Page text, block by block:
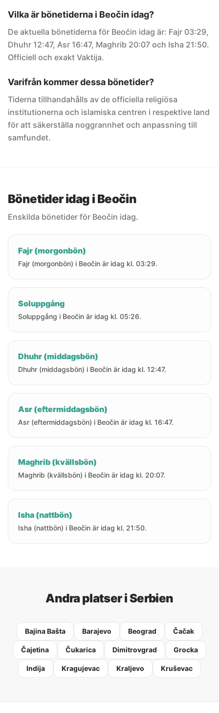
Vilka är bönetiderna i Beočin idag?
De aktuella bönetiderna för Beočin idag är: Fajr 03:29,
Dhuhr 12:47, Asr 16:47, Maghrib 20:07 och Isha 21:50.
Officiell och exakt Vaktija.
Varifrån kommer dessa bönetider?
Tiderna tillhandahålls av de officiella religiösa
institutionerna och islamiska centren i respektive land
för att säkerställa noggrannhet och anpassning till
samfundet.
Bönetider idag i Beočin
Enskilda bönetider för Beočin idag.
Fajr (morgonbön)
Fajr (morgonbön) i Beočin är idag kl. 03:29.
Soluppgång
Soluppgång i Beočin är idag kl. 05:26.
Dhuhr (middagsbön)
Dhuhr (middagsbön) i Beočin är idag kl. 12:47.
Asr (eftermiddagsbön)
Asr (eftermiddagsbön) i Beočin är idag kl. 16:47.
Maghrib (kvällsbön)
Maghrib (kvällsbön) i Beočin är idag kl. 20:07.
Isha (nattbön)
Isha (nattbön) i Beočin är idag kl. 21:50.
Andra platser i Serbien
Bajina Bašta Barajevo Beograd Čačak
Čajetina Čukarica Dimitrovgrad Grocka
Indija Kragujevac Kraljevo Kruševac